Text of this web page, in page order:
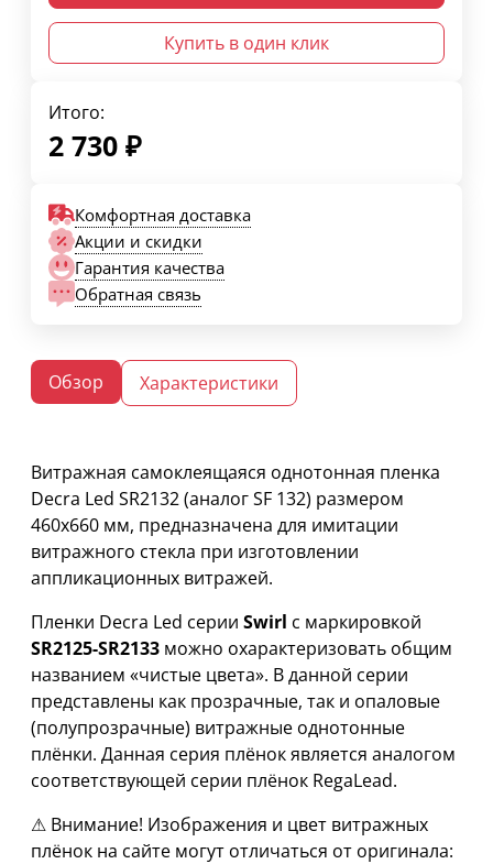
Купить в один клик
Итого:
2 730 ₽
Комфортная доставка
Акции и скидки
Гарантия качества
Обратная связь
Обзор Характеристики
Витражная самоклеящаяся однотонная пленка
Decra Led SR2132 (аналог SF 132) размером
460х660 мм, предназначена для имитации
витражного стекла при изготовлении
аппликационных витражей.
Пленки Decra Led серии Swirl с маркировкой
SR2125-SR2133 можно охарактеризовать общим
названием «чистые цвета». В данной серии
представлены как прозрачные, так и опаловые
(полупрозрачные) витражные однотонные
плёнки. Данная серия плёнок является аналогом
соответствующей серии плёнок RegaLead.
⚠ Внимание! Изображения и цвет витражных
плёнок на сайте могут отличаться от оригинала: